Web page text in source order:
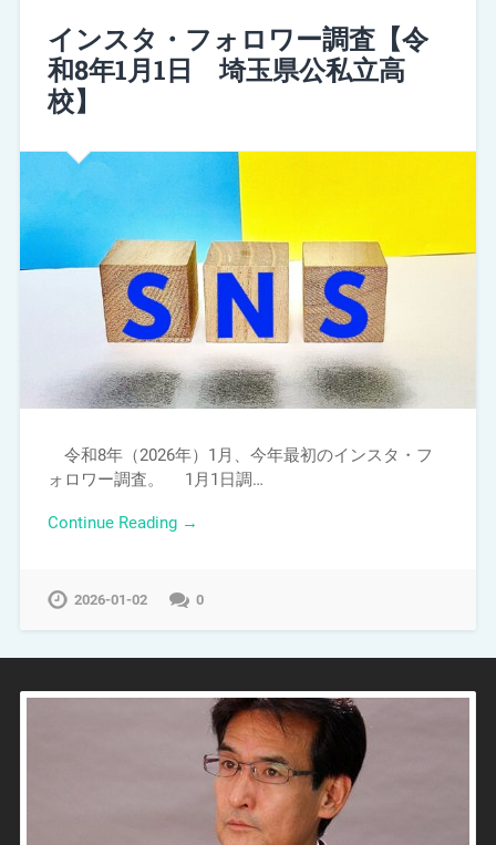
インスタ・フォロワー調査【令
和8年1月1日 埼玉県公私立高
校】
令和8年（2026年）1月、今年最初のインスタ・フ
ォロワー調査。 1月1日調…
Continue Reading →
2026-01-02 0